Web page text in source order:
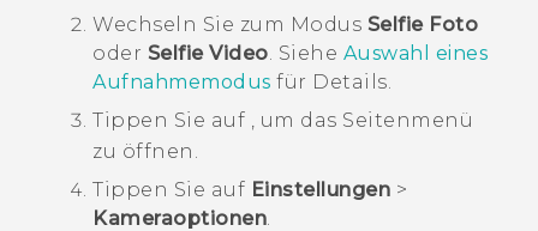
Wechseln Sie zum Modus Selfie Foto
oder Selfie Video. Siehe Auswahl eines
Aufnahmemodus für Details.
Tippen Sie auf , um das Seitenmenü
zu öffnen.
Tippen Sie auf Einstellungen >
Kameraoptionen